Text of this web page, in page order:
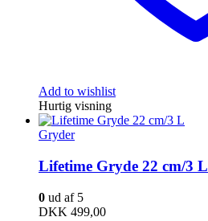
Add to wishlist
Hurtig visning
Gryder
Lifetime Gryde 22 cm/3 L
0 ud af 5
DKK 499,00